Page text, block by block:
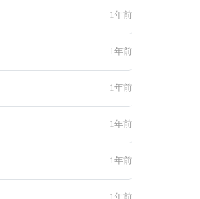
1年前
1年前
1年前
1年前
1年前
1年前